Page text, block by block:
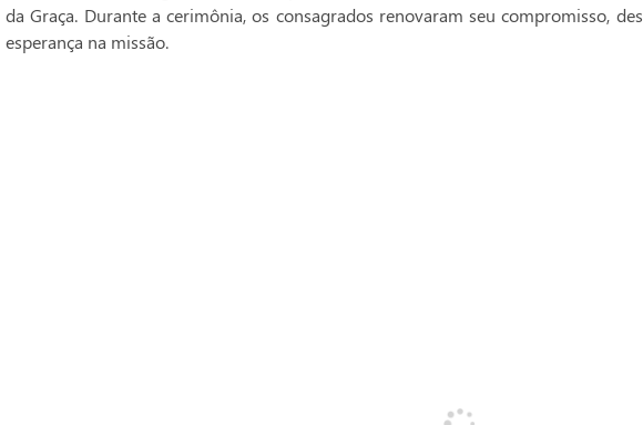
da Graça. Durante a cerimônia, os consagrados renovaram seu compromisso,
esperança na missão.